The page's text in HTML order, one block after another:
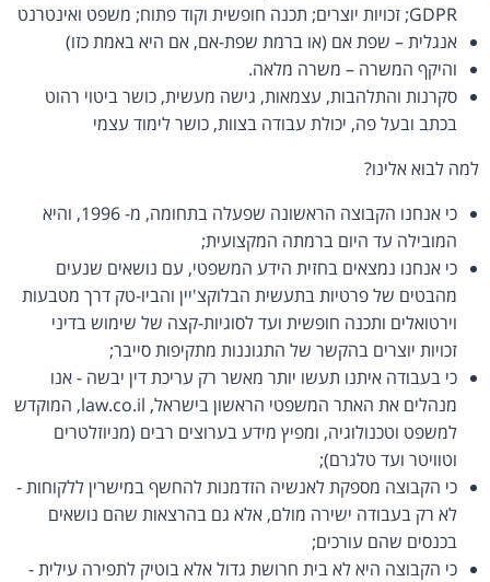
GDPR; זכויות יוצרים; תכנה חופשית וקוד פתוח; משפט ואינטרנט
אנגלית – שפת אם (או ברמת שפת-אם, אם היא באמת כזו)
והיקף המשרה – משרה מלאה.
סקרנות והתלהבות, עצמאות, גישה מעשית, כושר ביטוי רהוט
בכתב ובעל פה, יכולת עבודה בצוות, כושר לימוד עצמי
למה לבוא אלינו?
כי אנחנו הקבוצה הראשונה שפעלה בתחומה, מ- 1996, והיא
המובילה עד היום ברמתה המקצועית;
כי אנחנו נמצאים בחזית הידע המשפטי, עם נושאים שנעים
מהבטים של פרטיות בתעשית הבלוקצ'יין והביו-טק דרך מטבעות
וירטואלים ותכנה חופשית ועד לסוגיות-קצה של שימוש בדיני
זכויות יוצרים בהקשר של התגוננות מתקיפות סייבר;
כי בעבודה איתנו תעשו יותר מאשר רק עריכת דין יבשה - אנו
מנהלים את האתר המשפטי הראשון בישראל, law.co.il, המוקדש
למשפט וטכנולוגיה, ומפיץ מידע בערוצים רבים (מניוזלטרים
וטוויטר ועד טלגרם);
כי הקבוצה מספקת לאנשיה הזדמנות להחשף במישרין ללקוחות -
לא רק בעבודה ישירה מולם, אלא גם בהרצאות שהם נושאים
בכנסים שהם עורכים;
כי הקבוצה היא לא בית חרושת גדול אלא בוטיק לתפירה עילית -